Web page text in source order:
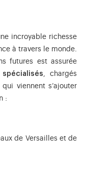
incroyable richesse
à travers le monde.
futures est assurée
, chargés
viennent s’ajouter
:
de Versailles et de